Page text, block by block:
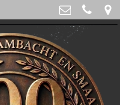
>
>
>
>
Van Helden
Westdijk 12, Middelharnis
0187-482065
info@bakkervanhelden.nl